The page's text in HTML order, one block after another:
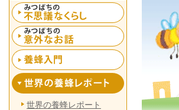
世界の養蜂レポート